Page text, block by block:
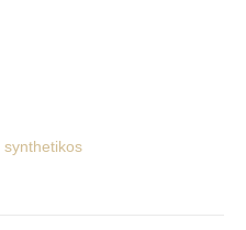
synthetikos